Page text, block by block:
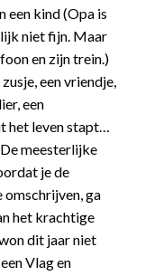
een kind (Opa is
niet fijn. Maar
en zijn trein.)
een vriendje,
een
het leven stapt…
meesterlijke
je de
ga
het krachtige
dit jaar niet
Vlag en